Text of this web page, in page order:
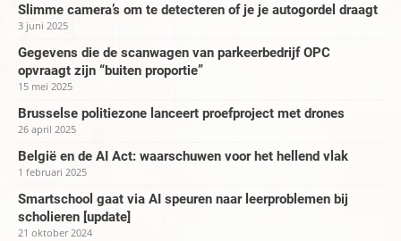
Slimme camera’s om te detecteren of je je autogordel draagt
3 juni 2025
Gegevens die de scanwagen van parkeerbedrijf OPC
opvraagt zijn “buiten proportie”
15 mei 2025
Brusselse politiezone lanceert proefproject met drones
26 april 2025
België en de AI Act: waarschuwen voor het hellend vlak
1 februari 2025
Smartschool gaat via AI speuren naar leerproblemen bij
scholieren [update]
21 oktober 2024